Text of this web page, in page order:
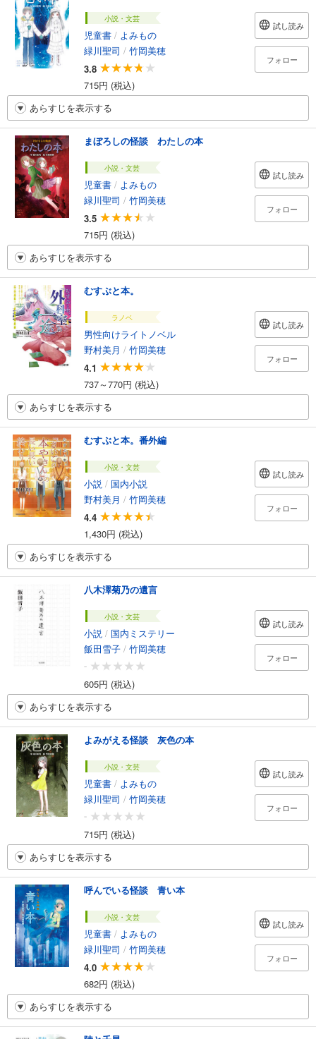
小説・文芸
児童書 / よみもの
緑川聖司 / 竹岡美穂
3.8
715円 (税込)
試し読み
フォロー
あらすじを表示する
まぼろしの怪談 わたしの本
小説・文芸
児童書 / よみもの
緑川聖司 / 竹岡美穂
3.5
715円 (税込)
試し読み
フォロー
あらすじを表示する
むすぶと本。
ラノベ
男性向けライトノベル
野村美月 / 竹岡美穂
4.1
737～770円 (税込)
試し読み
フォロー
あらすじを表示する
むすぶと本。番外編
小説・文芸
小説 / 国内小説
野村美月 / 竹岡美穂
4.4
1,430円 (税込)
試し読み
フォロー
あらすじを表示する
八木澤菊乃の遺言
小説・文芸
小説 / 国内ミステリー
飯田雪子 / 竹岡美穂
-
605円 (税込)
試し読み
フォロー
あらすじを表示する
よみがえる怪談 灰色の本
小説・文芸
児童書 / よみもの
緑川聖司 / 竹岡美穂
-
715円 (税込)
試し読み
フォロー
あらすじを表示する
呼んでいる怪談 青い本
小説・文芸
児童書 / よみもの
緑川聖司 / 竹岡美穂
4.0
682円 (税込)
試し読み
フォロー
あらすじを表示する